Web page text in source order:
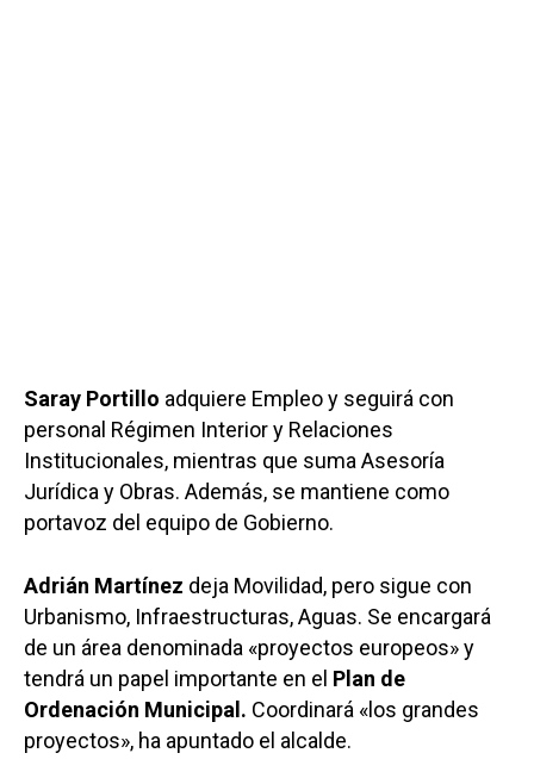
Saray Portillo adquiere Empleo y seguirá con
personal Régimen Interior y Relaciones
Institucionales, mientras que suma Asesoría
Jurídica y Obras. Además, se mantiene como
portavoz del equipo de Gobierno.
Adrián Martínez deja Movilidad, pero sigue con
Urbanismo, Infraestructuras, Aguas. Se encargará
de un área denominada «proyectos europeos» y
tendrá un papel importante en el Plan de
Ordenación Municipal. Coordinará «los grandes
proyectos», ha apuntado el alcalde.